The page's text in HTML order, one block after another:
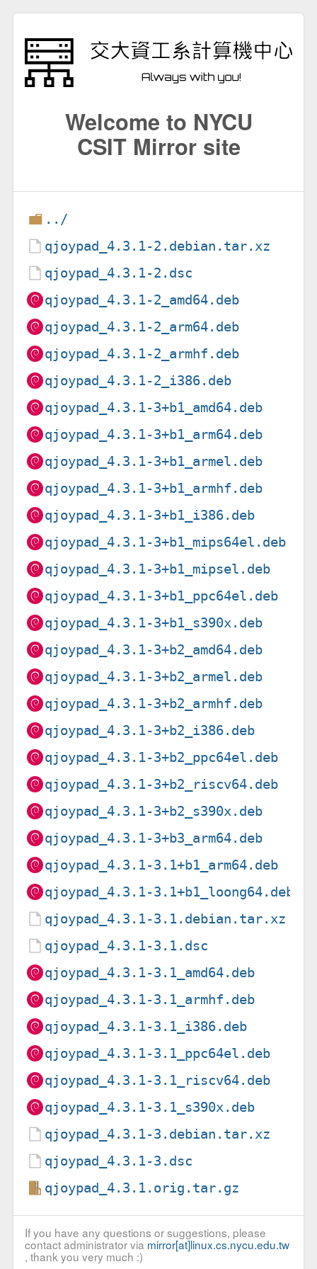
Welcome to NYCU
CSIT Mirror site
../
qjoypad_4.3.1-2.debian.tar.xz
qjoypad_4.3.1-2.dsc
qjoypad_4.3.1-2_amd64.deb
qjoypad_4.3.1-2_arm64.deb
qjoypad_4.3.1-2_armhf.deb
qjoypad_4.3.1-2_i386.deb
qjoypad_4.3.1-3+b1_amd64.deb
qjoypad_4.3.1-3+b1_arm64.deb
qjoypad_4.3.1-3+b1_armel.deb
qjoypad_4.3.1-3+b1_armhf.deb
qjoypad_4.3.1-3+b1_i386.deb
qjoypad_4.3.1-3+b1_mips64el.deb
qjoypad_4.3.1-3+b1_mipsel.deb
qjoypad_4.3.1-3+b1_ppc64el.deb
qjoypad_4.3.1-3+b1_s390x.deb
qjoypad_4.3.1-3+b2_amd64.deb
qjoypad_4.3.1-3+b2_armel.deb
qjoypad_4.3.1-3+b2_armhf.deb
qjoypad_4.3.1-3+b2_i386.deb
qjoypad_4.3.1-3+b2_ppc64el.deb
qjoypad_4.3.1-3+b2_riscv64.deb
qjoypad_4.3.1-3+b2_s390x.deb
qjoypad_4.3.1-3+b3_arm64.deb
qjoypad_4.3.1-3.1+b1_arm64.deb
qjoypad_4.3.1-3.1+b1_loong64.deb
qjoypad_4.3.1-3.1.debian.tar.xz
qjoypad_4.3.1-3.1.dsc
qjoypad_4.3.1-3.1_amd64.deb
qjoypad_4.3.1-3.1_armhf.deb
qjoypad_4.3.1-3.1_i386.deb
qjoypad_4.3.1-3.1_ppc64el.deb
qjoypad_4.3.1-3.1_riscv64.deb
qjoypad_4.3.1-3.1_s390x.deb
qjoypad_4.3.1-3.debian.tar.xz
qjoypad_4.3.1-3.dsc
qjoypad_4.3.1.orig.tar.gz
If you have any questions or suggestions, please
contact administrator via mirror[at]linux.cs.nycu.edu.tw
, thank you very much :)